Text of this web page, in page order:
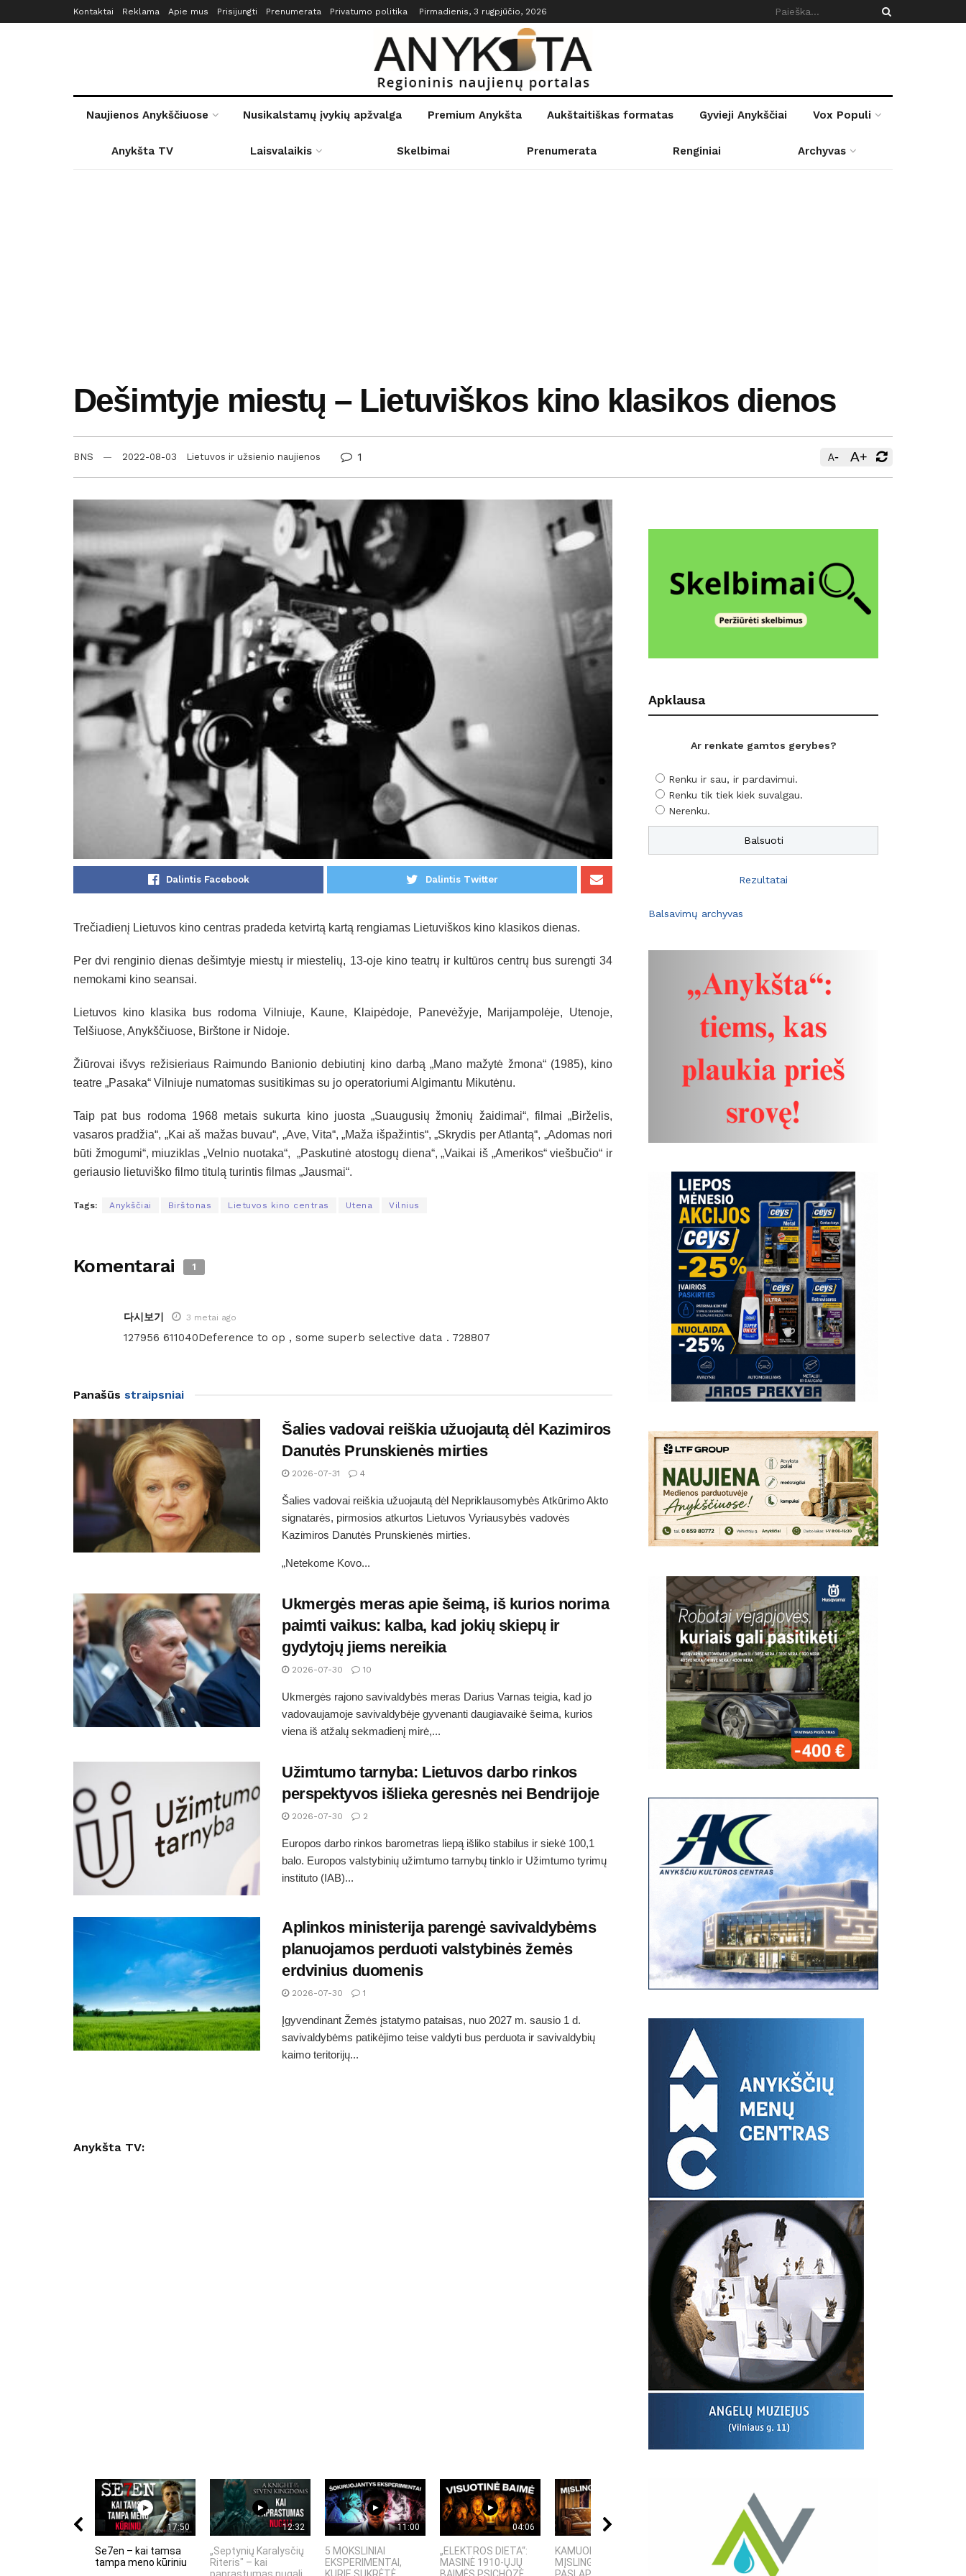
Kontaktai Reklama Apie mus Prisijungti Prenumerata Privatumo politika Pirmadienis, 3 rugpjūčio, 2026
Naujienos Anykščiuose Nusikalstamų įvykių apžvalga Premium Anykšta Aukštaitiškas formatas Gyvieji Anykščiai Vox Populi
Anykšta TV Laisvalaikis Skelbimai Prenumerata Renginiai Archyvas
Dešimtyje miestų – Lietuviškos kino klasikos dienos
BNS 2022-08-03 Lietuvos ir užsienio naujienos 1 A- A+
Dalintis Facebook Dalintis Twitter
Trečiadienį Lietuvos kino centras pradeda ketvirtą kartą rengiamas Lietuviškos kino klasikos dienas.
Per dvi renginio dienas dešimtyje miestų ir miestelių, 13-oje kino teatrų ir kultūros centrų bus surengti 34
nemokami kino seansai.
Lietuvos kino klasika bus rodoma Vilniuje, Kaune, Klaipėdoje, Panevėžyje, Marijampolėje, Utenoje,
Telšiuose, Anykščiuose, Birštone ir Nidoje.
Žiūrovai išvys režisieriaus Raimundo Banionio debiutinį kino darbą „Mano mažytė žmona“ (1985), kino
teatre „Pasaka“ Vilniuje numatomas susitikimas su jo operatoriumi Algimantu Mikutėnu.
Taip pat bus rodoma 1968 metais sukurta kino juosta „Suaugusių žmonių žaidimai“, filmai „Birželis,
vasaros pradžia“, „Kai aš mažas buvau“, „Ave, Vita“, „Maža išpažintis“, „Skrydis per Atlantą“, „Adomas nori
būti žmogumi“, miuziklas „Velnio nuotaka“, „Paskutinė atostogų diena“, „Vaikai iš „Amerikos“ viešbučio“ ir
geriausio lietuviško filmo titulą turintis filmas „Jausmai“.
Tags: Anykščiai Birštonas Lietuvos kino centras Utena Vilnius
Komentarai 1
다시보기 3 metai ago
127956 611040Deference to op , some superb selective data . 728807
Panašūs straipsniai
Šalies vadovai reiškia užuojautą dėl Kazimiros
Danutės Prunskienės mirties
2026-07-31 4
Šalies vadovai reiškia užuojautą dėl Nepriklausomybės Atkūrimo Akto
signatarės, pirmosios atkurtos Lietuvos Vyriausybės vadovės
Kazimiros Danutės Prunskienės mirties.
„Netekome Kovo...
Ukmergės meras apie šeimą, iš kurios norima
paimti vaikus: kalba, kad jokių skiepų ir
gydytojų jiems nereikia
2026-07-30 10
Ukmergės rajono savivaldybės meras Darius Varnas teigia, kad jo
vadovaujamoje savivaldybėje gyvenanti daugiavaikė šeima, kurios
viena iš atžalų sekmadienį mirė,...
Užimtumo tarnyba: Lietuvos darbo rinkos
perspektyvos išlieka geresnės nei Bendrijoje
2026-07-30 2
Europos darbo rinkos barometras liepą išliko stabilus ir siekė 100,1
balo. Europos valstybinių užimtumo tarnybų tinklo ir Užimtumo tyrimų
instituto (IAB)...
Aplinkos ministerija parengė savivaldybėms
planuojamos perduoti valstybinės žemės
erdvinius duomenis
2026-07-30 1
Įgyvendinant Žemės įstatymo pataisas, nuo 2027 m. sausio 1 d.
savivaldybėms patikėjimo teise valdyti bus perduota ir savivaldybių
kaimo teritorijų...
Anykšta TV:
17:50
Se7en – kai tamsa
tampa meno kūriniu
12:32
„Septynių Karalysčių
Riteris" – kai
11:00
5 MOKSLINIAI
EKSPERIMENTAI,
04:06
„ELEKTROS DIETA“:
MASINĖ 1910-ŲJŲ
KAMUOLINIS ŽAIBAS:
MĮSLINGA GAMTOS
06:37
Giedriaus Šiukščiaus
atsiliepimas
Latavėnai: pasaulio
lietuvių vyskupo
Apklausa
Ar renkate gamtos gerybes?
Renku ir sau, ir pardavimui.
Renku tik tiek kiek suvalgau.
Nerenku.
Rezultatai
Balsavimų archyvas